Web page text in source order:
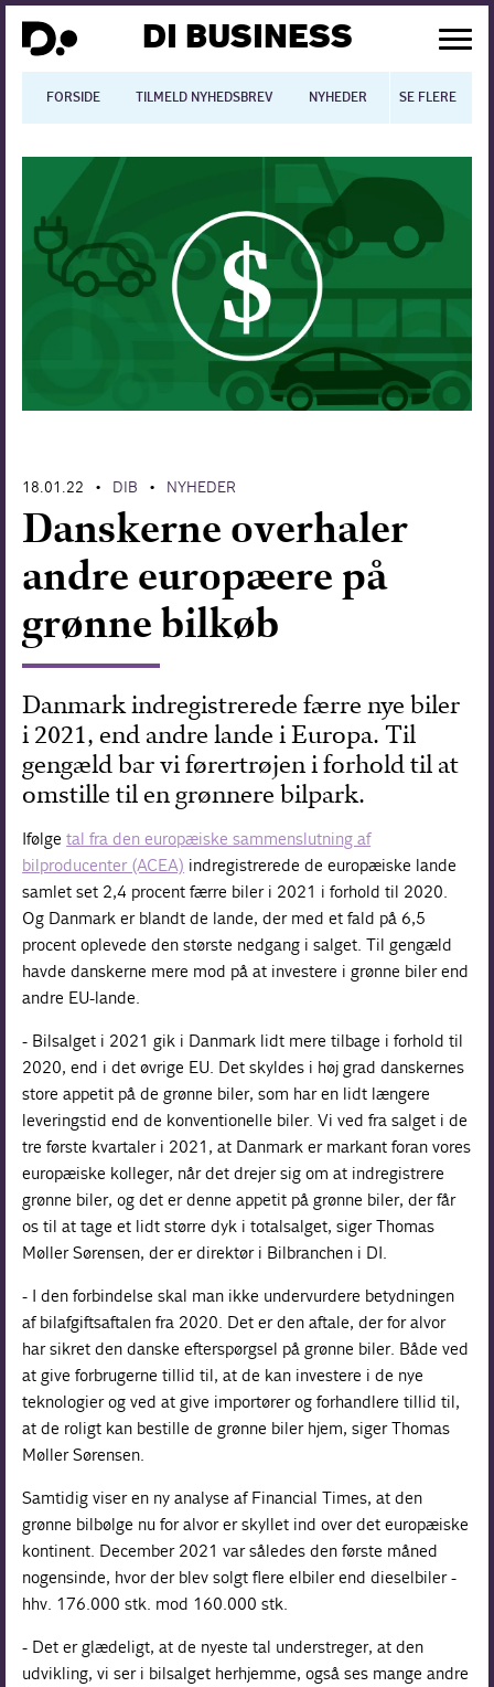
DI BUSINESS
FORSIDE TILMELD NYHEDSBREV NYHEDER BLOGS
SE FLERE
Dansk økonomi
Digitalisering
International økonomi
Europapolitik
Forskning
18.01.22 • DIB • NYHEDER
Danskerne overhaler
andre europæere på
grønne bilkøb
Danmark indregistrerede færre nye biler
i 2021, end andre lande i Europa. Til
gengæld bar vi førertrøjen i forhold til at
omstille til en grønnere bilpark.
Ifølgetal fra den europæiske sammenslutning af
bilproducenter (ACEA) indregistrerede de europæiske lande
samlet set 2,4 procent færre biler i 2021 i forhold til 2020.
Og Danmark er blandt de lande, der med et fald på 6,5
procent oplevede den største nedgang i salget. Til gengæld
havde danskerne mere mod på at investere i grønne biler end
andre EU-lande.
- Bilsalget i 2021 gik i Danmark lidt mere tilbage i forhold til
2020, end i det øvrige EU. Det skyldes i høj grad danskernes
store appetit på de grønne biler, som har en lidt længere
leveringstid end de konventionelle biler. Vi ved fra salget i de
tre første kvartaler i 2021, at Danmark er markant foran vores
europæiske kolleger, når det drejer sig om at indregistrere
grønne biler, og det er denne appetit på grønne biler, der får
os til at tage et lidt større dyk i totalsalget, siger Thomas
Møller Sørensen, der er direktør i Bilbranchen i DI.
- I den forbindelse skal man ikke undervurdere betydningen
af bilafgiftsaftalen fra 2020. Det er den aftale, der for alvor
har sikret den danske efterspørgsel på grønne biler. Både ved
at give forbrugerne tillid til, at de kan investere i de nye
teknologier og ved at give importører og forhandlere tillid til,
at de roligt kan bestille de grønne biler hjem, siger Thomas
Møller Sørensen.
Samtidig viser en ny analyse af Financial Times, at den
grønne bilbølge nu for alvor er skyllet ind over det europæiske
kontinent. December 2021 var således den første måned
nogensinde, hvor der blev solgt flere elbiler end dieselbiler -
hhv. 176.000 stk. mod 160.000 stk.
- Det er glædeligt, at de nyeste tal understreger, at den
udvikling, vi ser i bilsalget herhjemme, også ses mange andre